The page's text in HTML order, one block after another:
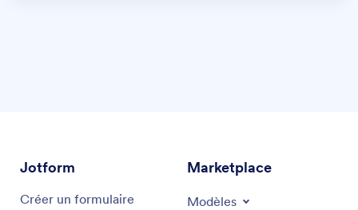
Jotform
Créer un formulaire
Marketplace
Modèles